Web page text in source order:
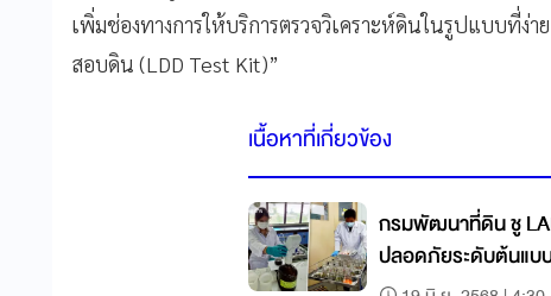
เพิ่มช่องทางการให้บริการตรวจวิเคราะห์ดินในรูปแบบที่ง่า
สอบดิน (LDD Test Kit)”
เนื้อหาที่เกี่ยวข้อง
กรมพัฒนาที่ดิน ชู
ปลอดภัยระดับต้นแบ